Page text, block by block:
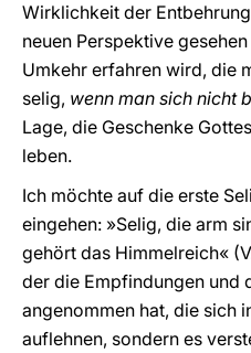
Wirklichkeit der
neuen Perspektive
Umkehr erfahren wird, die
selig, wenn man sich nicht
Lage, die Geschenke
leben.
Ich möchte auf die erste
eingehen: »Selig, die arm
gehört das Himmelreich«
der die Empfindungen und
angenommen hat, die sich
auflehnen, sondern es